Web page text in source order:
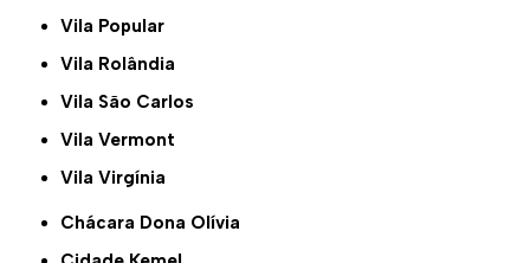
Vila Popular
Vila Rolândia
Vila São Carlos
Vila Vermont
Vila Virgínia
Chácara Dona Olívia